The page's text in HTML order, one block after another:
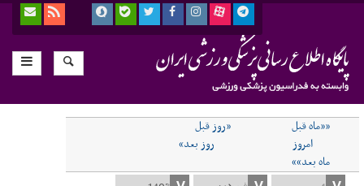
««ماه قبل
«روز قبل
امروز
روز بعد»
ماه بعد»»